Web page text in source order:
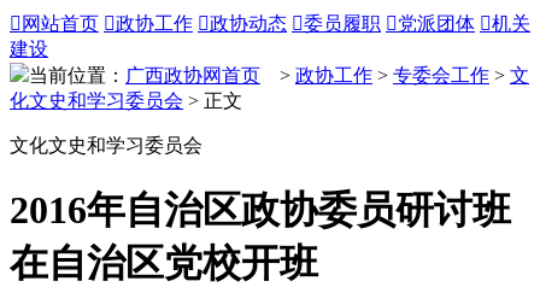
 网站首页 政协工作 政协动态 委员履职 党派团体 机关
建设
当前位置： 广西政协网首页 > 政协工作 > 专委会工作 > 文
化文史和学习委员会 > 正文
文化文史和学习委员会
2016年自治区政协委员研讨班
在自治区党校开班